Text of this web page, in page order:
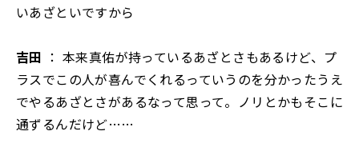
いあざといですから
吉田 ： 本来真佑が持っているあざとさもあるけど、プ
ラスでこの人が喜んでくれるっていうのを分かったうえ
でやるあざとさがあるなって思って。ノリとかもそこに
通ずるんだけど……